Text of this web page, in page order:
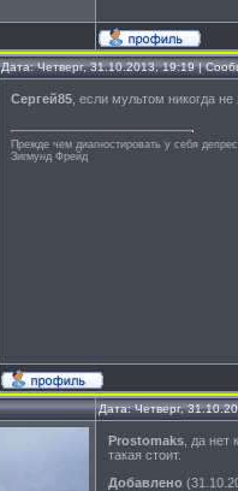
Дата: Четверг, 31.10.2013, 19:19 |
Сергей85 , если мультом никогда
Прежде чем диагностировать у себя
Зигмунд Фрейд
Дата: Четверг,
Prostomaks , да
такая стоит.
Добавлено